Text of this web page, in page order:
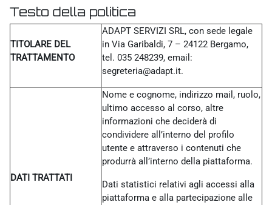
Testo della politica
TITOLARE DEL
TRATTAMENTO
ADAPT SERVIZI SRL, con sede legale
in Via Garibaldi, 7 – 24122 Bergamo,
tel. 035 248239, email:
segreteria@adapt.it.
DATI TRATTATI
Nome e cognome, indirizzo mail, ruolo,
ultimo accesso al corso, altre
informazioni che deciderà di
condividere all’interno del profilo
utente e attraverso i contenuti che
produrrà all’interno della piattaforma.
Dati statistici relativi agli accessi alla
piattaforma e alla partecipazione alle